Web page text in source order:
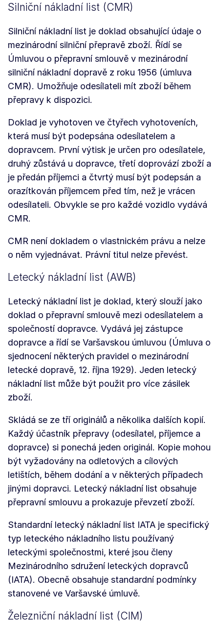
Silniční nákladní list (CMR)
Silniční nákladní list je doklad obsahující údaje o
mezinárodní silniční přepravě zboží. Řídí se
Úmluvou o přepravní smlouvě v mezinárodní
silniční nákladní dopravě z roku 1956 (úmluva
CMR). Umožňuje odesílateli mít zboží během
přepravy k dispozici.
Doklad je vyhotoven ve čtyřech vyhotoveních,
která musí být podepsána odesílatelem a
dopravcem. První výtisk je určen pro odesílatele,
druhý zůstává u dopravce, třetí doprovází zboží a
je předán příjemci a čtvrtý musí být podepsán a
orazítkován příjemcem před tím, než je vrácen
odesílateli. Obvykle se pro každé vozidlo vydává
CMR.
CMR není dokladem o vlastnickém právu a nelze
o něm vyjednávat. Právní titul nelze převést.
Letecký nákladní list (AWB)
Letecký nákladní list je doklad, který slouží jako
doklad o přepravní smlouvě mezi odesílatelem a
společností dopravce. Vydává jej zástupce
dopravce a řídí se Varšavskou úmluvou (Úmluva o
sjednocení některých pravidel o mezinárodní
letecké dopravě, 12. října 1929). Jeden letecký
nákladní list může být použit pro více zásilek
zboží.
Skládá se ze tří originálů a několika dalších kopií.
Každý účastník přepravy (odesílatel, příjemce a
dopravce) si ponechá jeden originál. Kopie mohou
být vyžadovány na odletových a cílových
letištích, během dodání a v některých případech
jinými dopravci. Letecký nákladní list obsahuje
přepravní smlouvu a prokazuje převzetí zboží.
Standardní letecký nákladní list IATA je specifický
typ leteckého nákladního listu používaný
leteckými společnostmi, které jsou členy
Mezinárodního sdružení leteckých dopravců
(IATA). Obecně obsahuje standardní podmínky
stanovené ve Varšavské úmluvě.
Železniční nákladní list (CIM)